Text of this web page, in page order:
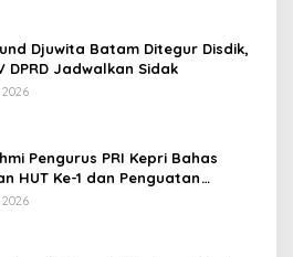
Djuwita Batam Ditegur Disdik,
DPRD Jadwalkan Sidak
Pengurus PRI Kepri Bahas
HUT Ke-1 dan Penguatan
Partai